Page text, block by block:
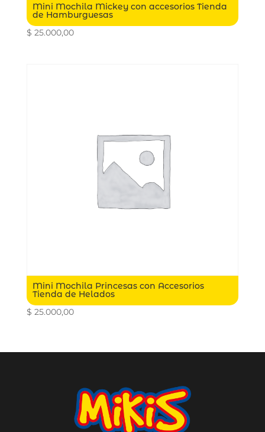
Mini Mochila Mickey con accesorios Tienda
de Hamburguesas
$ 25.000,00
Mini Mochila Princesas con Accesorios
Tienda de Helados
$ 25.000,00